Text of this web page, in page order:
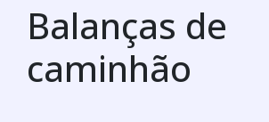
Balanças de
caminhão